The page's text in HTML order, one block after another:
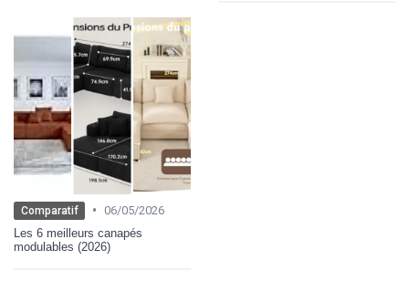
Comparatif • 06/05/2026
Les 6 meilleurs canapés
modulables (2026)